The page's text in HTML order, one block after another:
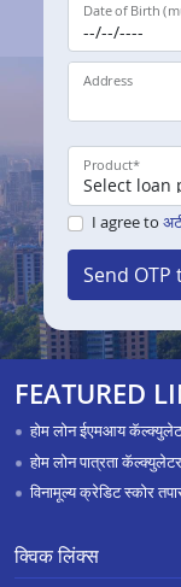
Date of Birth
Address
Product*
I agree to
Send
FEATURED
होम लोन ईएमआय
होम लोन पात्रता कॅल्क्युलेटर
विनामूल्य क्रेडिट स्कोर
क्विक लिंक्स